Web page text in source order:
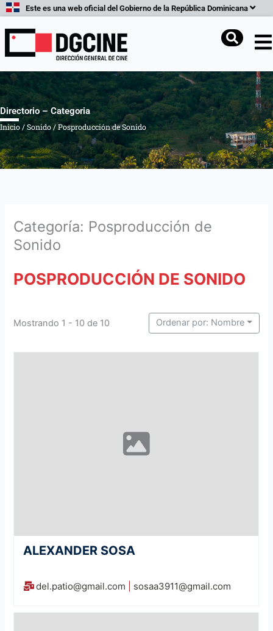
contenido
Este es una web oficial del Gobierno de la República Dominicana
Buscar
Directorio – Categoria
Inicio/Sonido/Posproducción de Sonido
Categoría: Posproducción de
Sonido
POSPRODUCCIÓN DE SONIDO
Mostrando 1 - 10 de 10 Ordenar por: Nombre
ALEXANDER SOSA
del.patio@gmail.com sosaa3911@gmail.com